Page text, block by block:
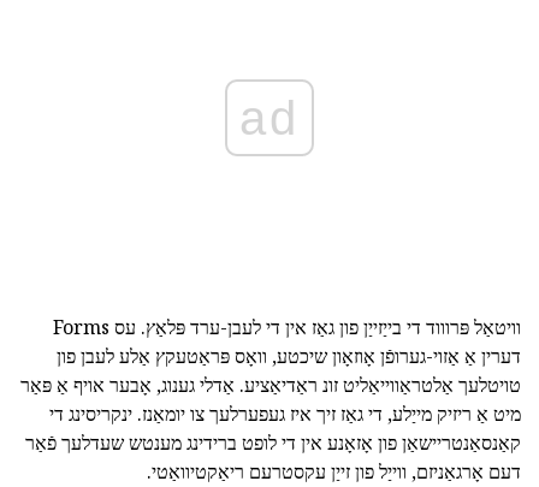
ad
וויטאַל פּרוווד די בייַזייַן פון גאַז אין די לעבן-ערד פּלאַץ. עס Forms
דערין אַ אַזוי-גערופֿן אָוזאָון שיכטע, וואָס פּראַטעקץ אַלע לעבן פון
טויטלעך אַלטראַווייאַליט זונ ראַדיאַציע. אַדלי גענוג, אָבער אויף אַ פּאַר
מיט אַ ריזיק מייַלע, די גאַז זיך איז געפערלעך צו יומאַנז. ינקריסינג די
קאַנסאַנטריישאַן פון אָזאָנע אין די לופט ברידינג מענטש שעדלעך פֿאַר
דעם אָרגאַניזם, ווייַל פון זייַן עקסטרעם ריאַקטיוואַטי.